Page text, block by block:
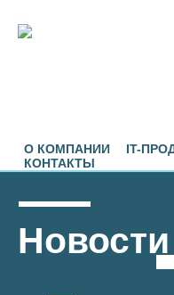
О КОМПАНИИ IT-
КОНТАКТЫ
Новости